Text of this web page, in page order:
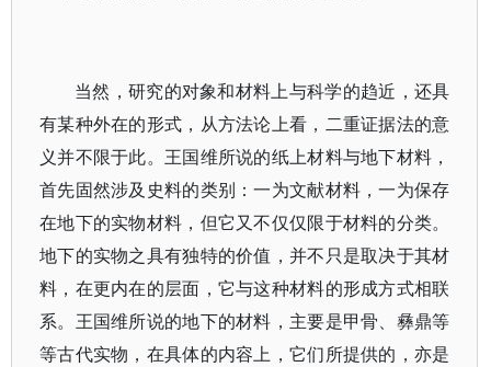
当然，研究的对象和材料上与科学的趋近，还具
有某种外在的形式，从方法论上看，二重证据法的意
义并不限于此。王国维所说的纸上材料与地下材料，
首先固然涉及史料的类别：一为文献材料，一为保存
在地下的实物材料，但它又不仅仅限于材料的分类。
地下的实物之具有独特的价值，并不只是取决于其材
料，在更内在的层面，它与这种材料的形成方式相联
系。王国维所说的地下的材料，主要是甲骨、彝鼎等
等古代实物，在具体的内容上，它们所提供的，亦是